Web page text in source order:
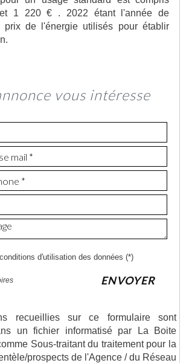
1 220 € . 2022 étant l'année de
prix de l'énergie utilisés pour établir
vous intéresse
d'utilisation des données (*)
ENVOYER
recueillies sur ce formulaire sont
un fichier informatisé par La Boite
Sous-traitant du traitement pour la
prospects de l'Agence / du Réseau